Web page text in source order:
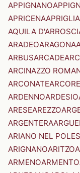
APPIGNANO
APRICENA
AQUILA
ARADEOARAGONA
ARBUSARCADE
ARCINAZZO
ARCONATEARCORE
ARDENNOARDESIO
ARESEAREZZO
ARGENTERA
ARIANO NEL
ARIGNANOARITZO
ARMENOARMENTO